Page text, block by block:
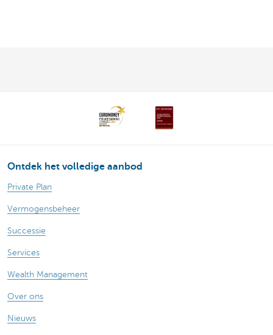
Ontdek het volledige aanbod
Private Plan
Vermogensbeheer
Successie
Services
Wealth Management
Over ons
Nieuws